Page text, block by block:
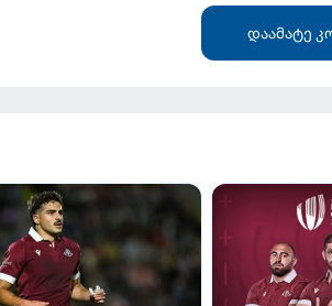
დაამატე